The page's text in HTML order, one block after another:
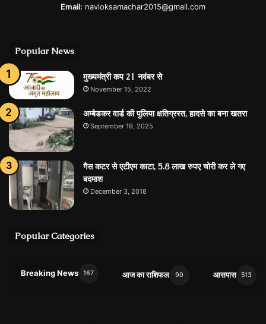
Email: navloksamachar2015@gmail.com
Popular News
मुख्यमंत्री कप 21 नवंबर से
November 15, 2022
अम्बेडकर वार्ड की पुलिया क्षतिग्रस्त, हादसे का बना खतरा
September 19, 2025
गैस कटर से एटीएम काटा, 5.8 लाख रुपए चोरी कर ले गए
बदमाश
December 3, 2018
Popular Categories
Breaking News 167 आज का राशिफल 90 आसपास 513